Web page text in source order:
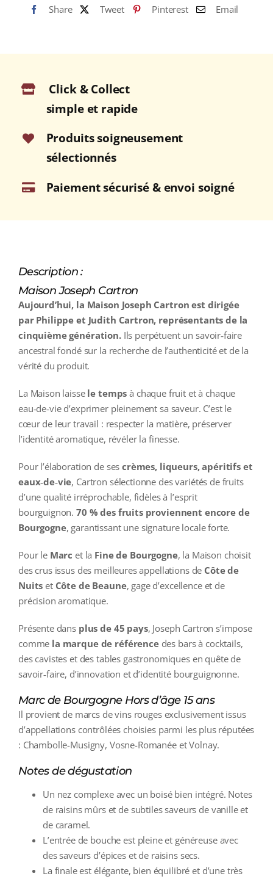
Cartron
DE
HORS
15
45%
Magnum
Share
Tweet Pinterest Email
Click & Collect
simple et rapide
Produits soigneusement
sélectionnés
Paiement sécurisé & envoi soigné
Description :
Maison Joseph Cartron
Aujourd’hui, la Maison Joseph Cartron est dirigée
par Philippe et Judith Cartron, représentants de la
cinquième génération.Ils perpétuent un savoir‑faire
ancestral fondé sur la recherche de l’authenticité et de la
vérité du produit.
La Maison laisse le temps à chaque fruit et à chaque
eau‑de‑vie d’exprimer pleinement sa saveur. C’est le
cœur de leur travail : respecter la matière, préserver
l’identité aromatique, révéler la finesse.
Pour l’élaboration de sescrèmes, liqueurs, apéritifs et
eaux‑de‑vie, Cartron sélectionne des variétés de fruits
d’une qualité irréprochable, fidèles à l’esprit
bourguignon.70 % des fruits proviennent encore de
Bourgogne, garantissant une signature locale forte.
Pour le Marc et la Fine de Bourgogne, la Maison choisit
des crus issus des meilleures appellations de Côte de
Nuits et Côte de Beaune, gage d’excellence et de
précision aromatique.
Présente dans plus de 45 pays, Joseph Cartron s’impose
comme la marque de référencedes bars à cocktails,
des cavistes et des tables gastronomiques en quête de
savoir‑faire, d’innovation et d’identité bourguignonne.
Marc de Bourgogne Hors d’âge 15 ans
Il provient de marcs de vins rouges exclusivement issus
d’appellations contrôlées choisies parmi les plus réputées
: Chambolle-Musigny, Vosne-Romanée et Volnay.
Notes de dégustation
Un nez complexe avec un boisé bien intégré. Notes
de raisins mûrs et de subtiles saveurs de vanille et
de caramel.
L’entrée de bouche est pleine et généreuse avec
des saveurs d’épices et de raisins secs.
La finale est élégante, bien équilibré et d’une très